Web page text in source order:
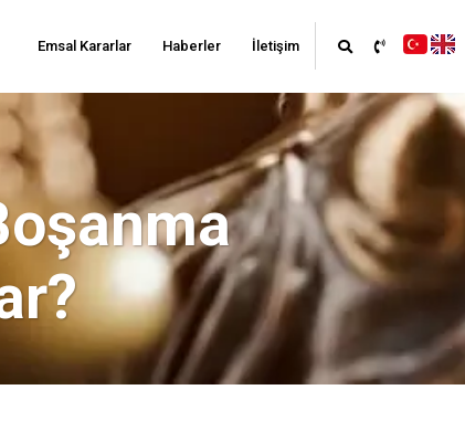
Emsal Kararlar Haberler İletişim